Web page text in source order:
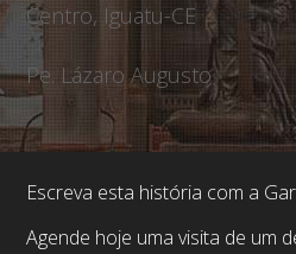
Centro, Iguatu-CE
Pe. Lázaro Augusto
Escreva esta história com a
Agende hoje uma visita de um